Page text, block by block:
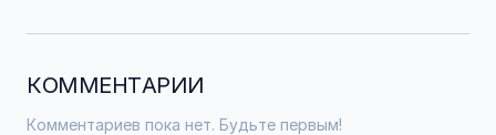
КОММЕНТАРИИ
Комментариев пока нет. Будьте первым!